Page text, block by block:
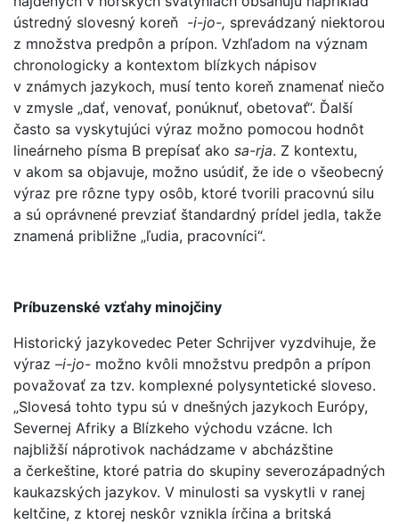
ústredný slovesný koreň -i-jo-, sprevádzaný niektorou
z množstva predpôn a prípon. Vzhľadom na význam
chronologicky a kontextom blízkych nápisov
v známych jazykoch, musí tento koreň znamenať niečo
v zmysle „dať, venovať, ponúknuť, obetovať“. Ďalší
často sa vyskytujúci výraz možno pomocou hodnôt
lineárneho písma B prepísať ako sa-rja. Z kontextu,
v akom sa objavuje, možno usúdiť, že ide o všeobecný
výraz pre rôzne typy osôb, ktoré tvorili pracovnú silu
a sú oprávnené prevziať štandardný prídel jedla, takže
znamená približne „ľudia, pracovníci“.
Príbuzenské vzťahy minojčiny
Historický jazykovedec Peter Schrijver vyzdvihuje, že
výraz –i-jo- možno kvôli množstvu predpôn a prípon
považovať za tzv. komplexné polysyntetické sloveso.
„Slovesá tohto typu sú v dnešných jazykoch Európy,
Severnej Afriky a Blízkeho východu vzácne. Ich
najbližší náprotivok nachádzame v abcházštine
a čerkeštine, ktoré patria do skupiny severozápadných
kaukazských jazykov. V minulosti sa vyskytli v ranej
keltčine, z ktorej neskôr vznikla írčina a britská